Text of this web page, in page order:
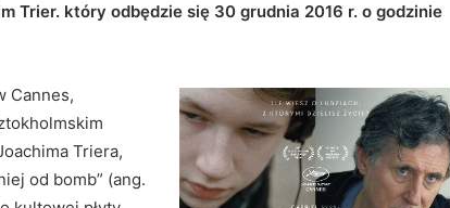
Trier. który odbędzie się 30 grudnia 2016 r. o godzinie
Cannes,
Triera,
od bomb” (ang.